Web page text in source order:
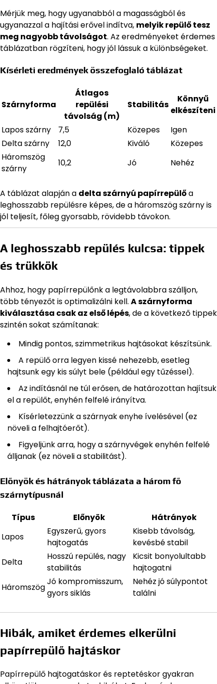
Mérjük meg, hogy ugyanabból a magasságból és
ugyanazzal a hajítási erővel indítva, melyik repülő tesz
meg nagyobb távolságot. Az eredményeket érdemes
táblázatban rögzíteni, hogy jól lássuk a különbségeket.
Kísérleti eredmények összefoglaló táblázat
Szárnyforma
Átlagos
repülési
távolság (m)
Stabilitás
Könnyű
elkészíteni
Lapos szárny
7,5 Közepes
Igen
Delta szárny
12,0 Kiváló
Közepes
Háromszög
szárny
10,2 Jó Nehéz
A táblázat alapján a delta szárnyú papírrepülőa
leghosszabb repülésre képes, de a háromszög szárny is
jól teljesít, főleg gyorsabb, rövidebb távokon.
A leghosszabb repülés kulcsa: tippek
és trükkök
Ahhoz, hogy papírrepülőnk a legtávolabbra szálljon,
több tényezőt is optimalizálni kell. A szárnyforma
kiválasztása csak az első lépés, de a következő tippek
szintén sokat számítanak:
Mindig pontos, szimmetrikus hajtásokat készítsünk.
A repülő orra legyen kissé nehezebb, esetleg
hajtsunk egy kis súlyt bele (például egy tűzéssel).
Az indításnál ne túl erősen, de határozottan hajítsuk
el a repülőt, enyhén felfelé irányítva.
Kísérletezzünk a szárnyak enyhe ívelésével (ez
növeli a felhajtóerőt).
Figyeljünk arra, hogy a szárnyvégek enyhén felfelé
álljanak (ez növeli a stabilitást).
Előnyök és hátrányok táblázata a három fő
szárnytípusnál
Típus Előnyök
Hátrányok
Lapos
Egyszerű, gyors
hajtogatás
Kisebb távolság,
kevésbé stabil
Delta
Hosszú repülés, nagy
stabilitás
Kicsit bonyolultabb
hajtogatni
Háromszög
Jó kompromisszum,
gyors siklás
Nehéz jó súlypontot
találni
Hibák, amiket érdemes elkerülni
papírrepülő hajtáskor
Papírrepülő hajtogatáskor és reptetéskor gyakran